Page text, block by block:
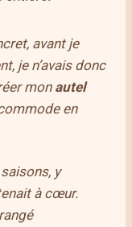
avant je
je n’avais donc
mon autel
en
y
à cœur.